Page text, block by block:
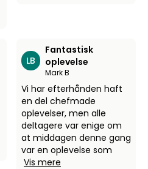
LB
Fantastisk
oplevelse
Mark B
Vi har efterhånden haft
en del chefmade
oplevelser, men alle
deltagere var enige om
at middagen denne gang
var en oplevelse som
Vis mere